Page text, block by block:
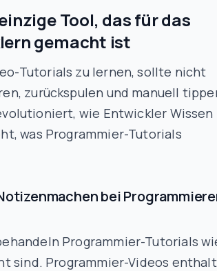
Tool, das für das
gemacht ist
Tutorials zu lernen, sollte nicht
zurückspulen und manuell
wie Entwickler Wissen
was Programmier-Tutorials
bei
Programmier-Tutorials
sind. Programmier-Videos